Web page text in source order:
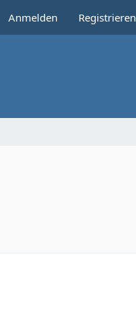
Anmelden Registrieren